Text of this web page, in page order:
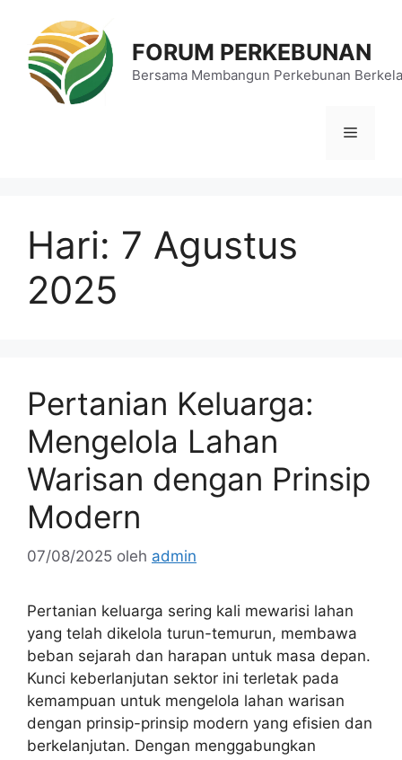
FORUM PERKEBUNAN
Bersama Membangun Perkebunan
Menu
Hari: 7 Agustus
2025
Pertanian Keluarga:
Mengelola Lahan
Warisan dengan Prinsip
Modern
07/08/2025 oleh admin
Pertanian keluarga sering kali mewarisi lahan
yang telah dikelola turun-temurun, membawa
beban sejarah dan harapan untuk masa depan.
Kunci keberlanjutan sektor ini terletak pada
kemampuan untuk mengelola lahan warisan
dengan prinsip-prinsip modern yang efisien dan
berkelanjutan. Dengan menggabungkan